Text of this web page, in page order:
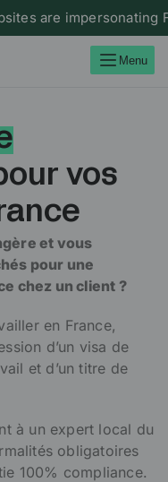
are impersonating
Menu
vos
et vous
pour une
chez un client ?
en France,
d’un visa de
et d’un titre de
à un expert local du
obligatoires
100% compliance.